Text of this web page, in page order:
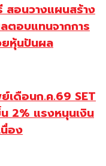
อนวางแผนสร้าง
ตอบแทนจากการ
หุ้นปันผล
เดือนก.ค.69 SET
2% แรงหนุนเงิน
อง